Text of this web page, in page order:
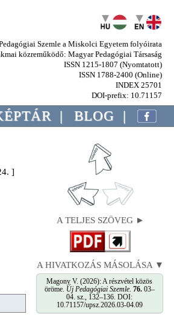
Szemle a Miskolci Egyetem folyóirata
közreműködő: Magyar Pedagógiai Társaság
ISSN 1215-1807 (Nyomtatott)
ISSN 1788-2400 (Online)
INDEX 25701
DOI-prefix: 10.71157
| BLOG |
]
A TELJES SZÖVEG ►
A HIVATKOZÁS MÁSOLÁSA ▼
Magony V. (2026): A részvétel közös
öröme. Új Pedagógiai Szemle. 76.03–
04. sz., 132–136. DOI:
10.71157/upsz.2026.03-04.09